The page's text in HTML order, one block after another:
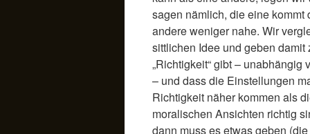
sagen nämlich, die eine kommt
andere weniger nahe. Wir
sittlichen Idee und geben
„Richtigkeit“ gibt –
– und dass die Einstellungen
Richtigkeit näher kommen als
moralischen Ansichten richtig
dann muss es etwas geben